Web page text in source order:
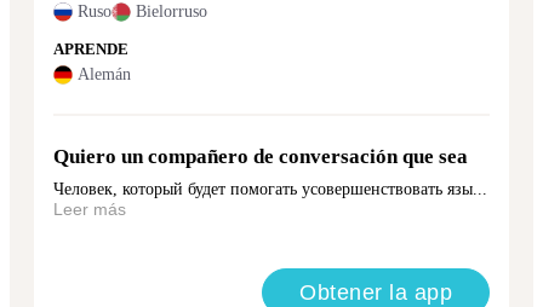
Ruso Bielorruso
APRENDE
Alemán
Quiero un compañero de conversación que sea
Человек, который будет помогать усовершенствовать язы...
Leer más
Obtener la app